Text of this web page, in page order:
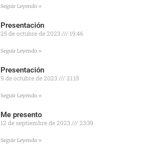
Seguir Leyendo »
Presentación
25 de octubre de 2023 19:46
Seguir Leyendo »
Presentación
9 de octubre de 2023 21:15
Seguir Leyendo »
Me presento
12 de septiembre de 2023 23:39
Seguir Leyendo »